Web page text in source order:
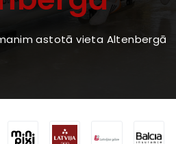
astotā vieta Altenbergā